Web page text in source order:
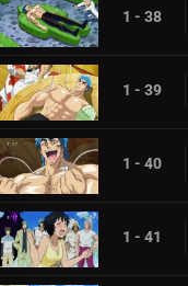
1 - 38
1 - 39
1 - 40
1 - 41